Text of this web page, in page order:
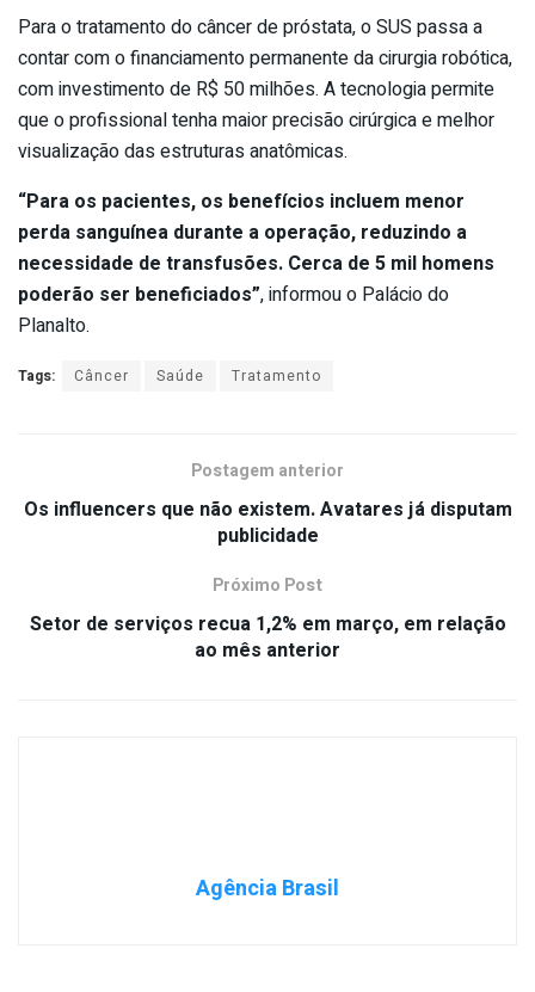
Para o tratamento do câncer de próstata, o SUS passa a
contar com o financiamento permanente da cirurgia robótica,
com investimento de R$ 50 milhões. A tecnologia permite
que o profissional tenha maior precisão cirúrgica e melhor
visualização das estruturas anatômicas.
“Para os pacientes, os benefícios incluem menor
perda sanguínea durante a operação, reduzindo a
necessidade de transfusões. Cerca de 5 mil homens
poderão ser beneficiados”, informou o Palácio do
Planalto.
Tags: Câncer Saúde Tratamento
Postagem anterior
Os influencers que não existem. Avatares já disputam
publicidade
Próximo Post
Setor de serviços recua 1,2% em março, em relação
ao mês anterior
Agência Brasil